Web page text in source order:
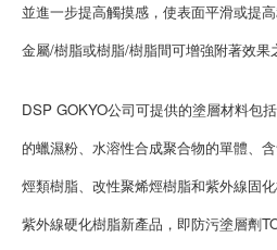
並進一步提高觸摸感，使表面平滑或提
金屬/樹脂或樹脂/樹脂間可增強附著效果
DSP GOKYO公司可提供的塗層材料包
的蠟濕粉、水溶性合成聚合物的單體、
烴類樹脂、改性聚烯烴樹脂和紫外線固
紫外線硬化樹脂新產品，即防污塗層劑